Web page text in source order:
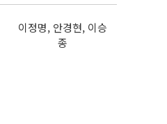
이정명, 안경현, 이승
종